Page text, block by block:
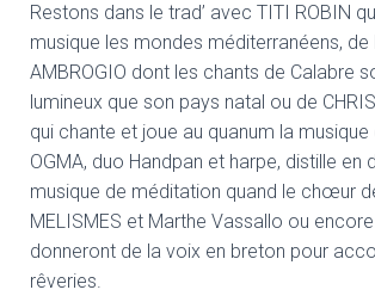
Restons dans le trad’ avec TITI ROBIN
musique les mondes méditerranéens, de
AMBROGIO dont les chants de Calabre
lumineux que son pays natal ou de
qui chante et joue au quanum la musique
OGMA, duo Handpan et harpe, distille en
musique de méditation quand le chœur
MELISMES et Marthe Vassallo ou encore
donneront de la voix en breton pour
rêveries.